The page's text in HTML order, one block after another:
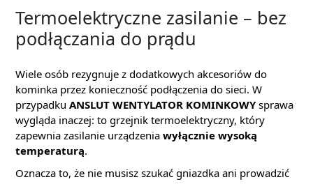
Termoelektryczne zasilanie – bez
podłączania do prądu
Wiele osób rezygnuje z dodatkowych akcesoriów do
kominka przez konieczność podłączenia do sieci. W
przypadku ANSLUT WENTYLATOR KOMINKOWYsprawa
wygląda inaczej: to grzejnik termoelektryczny, który
zapewnia zasilanie urządzenia wyłącznie wysoką
temperaturą.
Oznacza to, że nie musisz szukać gniazdka ani prowadzić